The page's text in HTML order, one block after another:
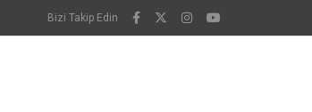
Bizi Takip Edin